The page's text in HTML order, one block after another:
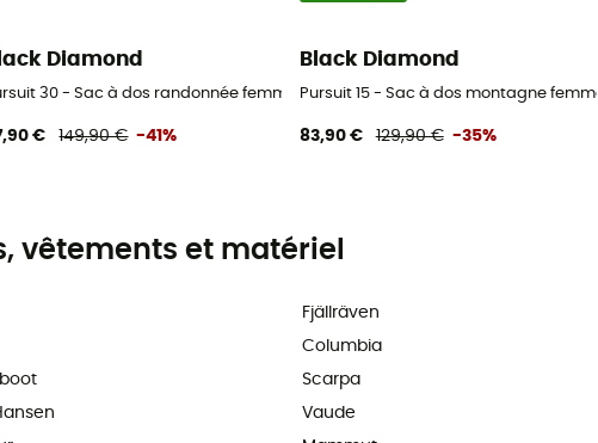
Diamond
30 - Sac à dos randonnée femme
€ 149,90 € -41%
Black Diamond
Pursuit 15 - Sac à dos montagne femme
83,90 € 129,90 € -35%
vêtements et matériel
Fjällräven
Columbia
Scarpa
Vaude